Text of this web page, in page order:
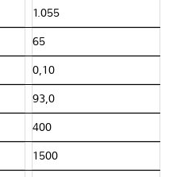
1.055
65
0,10
93,0
400
1500